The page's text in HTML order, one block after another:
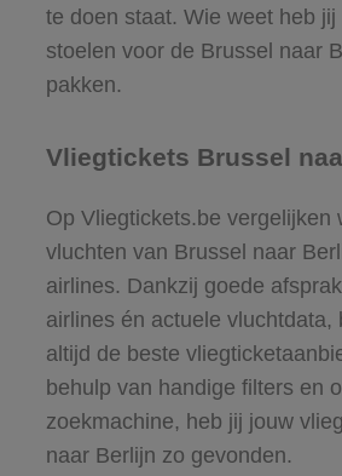
te doen staat. Wie weet heb
stoelen voor de Brussel naar
pakken.
Vliegtickets Brussel
Op Vliegtickets.be vergelijken
vluchten van Brussel naar
airlines. Dankzij goede
airlines én actuele vluchtdata,
altijd de beste
behulp van handige filters en
zoekmachine, heb jij jouw
naar Berlijn zo gevonden.